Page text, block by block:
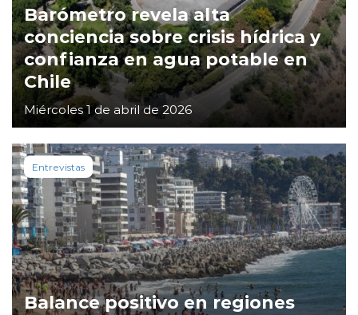
Barómetro revela alta
conciencia sobre crisis hídrica y
confianza en agua potable en
Chile
Miércoles 1 de abril de 2026
Entrevistas
Balance positivo en regiones